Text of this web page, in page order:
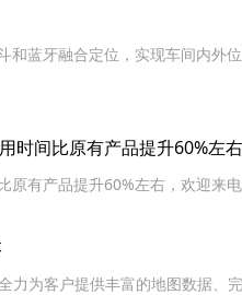
蓝牙融合定位，实现车间内外
时间比原有产品提升60%左
原有产品提升60%左右，欢迎来
力为客户提供丰富的地图数据、